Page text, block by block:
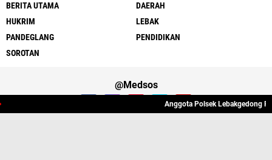
BERITA UTAMA
DAERAH
HUKRIM
LEBAK
PANDEGLANG
PENDIDIKAN
SOROTAN
@Medsos
Anggota Polsek Lebakgedong